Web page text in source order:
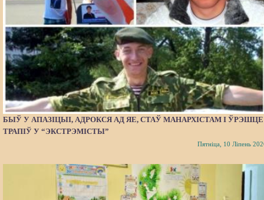
БЫЎ У АПАЗІЦЫІ, АДРОКСЯ АД ЯЕ, СТАЎ МАНАРХІСТАМ І ЎРЭШЦЕ
ТРАПІЎ У “ЭКСТРЭМІСТЫ”
Пятніца, 10 Ліпень